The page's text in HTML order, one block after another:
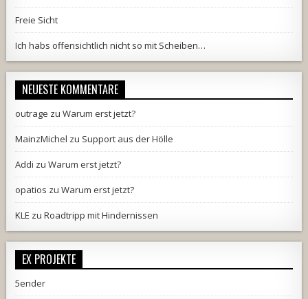
Freie Sicht
Ich habs offensichtlich nicht so mit Scheiben…
NEUESTE KOMMENTARE
outrage zuWarum erst jetzt?
MainzMichel zu Support aus der Hölle
Addi zuWarum erst jetzt?
opatios zuWarum erst jetzt?
KLE zuRoadtripp mit Hindernissen
EX PROJEKTE
5ender